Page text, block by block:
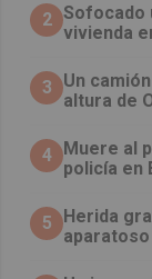
2 Sofocado
vivienda
3
Un
altura de
4 Muere al
policía en
5
Herida